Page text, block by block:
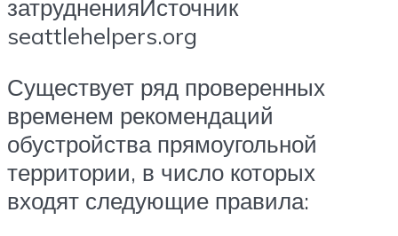
затрудненияИсточник
seattlehelpers.org
Существует ряд проверенных
временем рекомендаций
обустройства прямоугольной
территории, в число которых
входят следующие правила: